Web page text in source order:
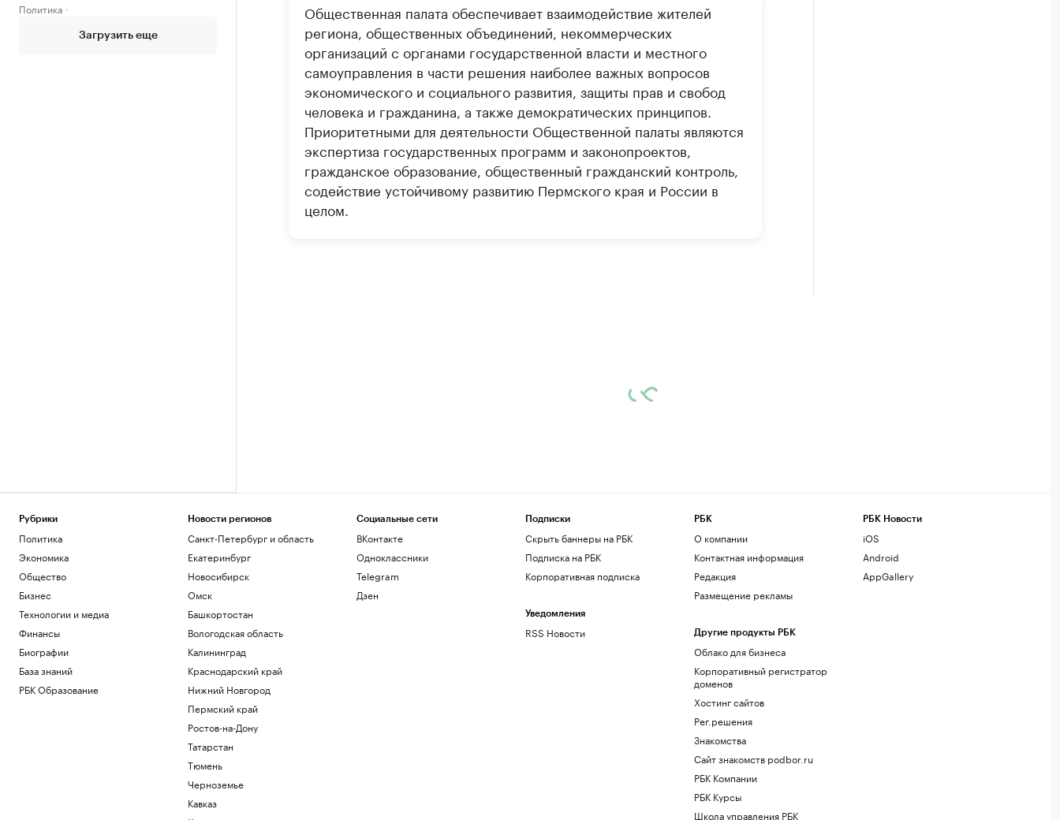
Политика
Загрузить еще
Общественная палата обеспечивает взаимодействие жителей
региона, общественных объединений, некоммерческих
организаций с органами государственной власти и местного
самоуправления в части решения наиболее важных вопросов
экономического и социального развития, защиты прав и свобод
человека и гражданина, а также демократических принципов.
Приоритетными для деятельности Общественной палаты являются
экспертиза государственных программ и законопроектов,
гражданское образование, общественный гражданский контроль,
содействие устойчивому развитию Пермского края и России в
целом.
Рубрики
Политика
Экономика
Общество
Бизнес
Технологии и медиа
Финансы
Биографии
База знаний
РБК Образование
Новости регионов
Санкт-Петербург и область
Екатеринбург
Новосибирск
Омск
Башкортостан
Вологодская область
Калининград
Краснодарский край
Нижний Новгород
Пермский край
Ростов-на-Дону
Татарстан
Тюмень
Черноземье
Кавказ
Социальные сети
ВКонтакте
Одноклассники
Telegram
Дзен
Подписки
Скрыть баннеры на РБК
Подписка на РБК
Корпоративная подписка
Уведомления
RSS Новости
РБК
О компании
Контактная информация
Редакция
Размещение рекламы
Другие продукты РБК
Облако для бизнеса
Корпоративный регистратор
доменов
Хостинг сайтов
Рег.решения
Знакомства
Сайт знакомств podbor.ru
РБК Компании
РБК Курсы
Школа управления РБК
РБК Новости
iOS
Android
AppGallery